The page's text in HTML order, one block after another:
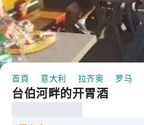
首頁 意大利 拉齐奥 罗马
台伯河畔的开胃酒